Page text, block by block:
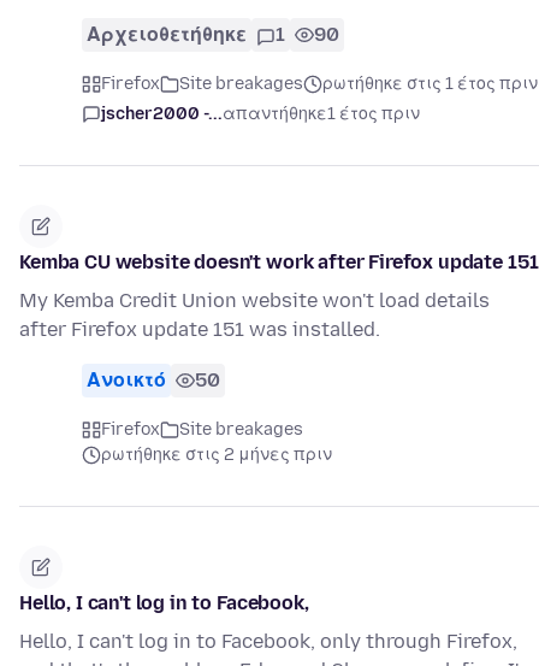
Αρχειοθετήθηκε 1 90
Firefox Site breakages
ρωτήθηκε στις 1 έτος πριν
jscher2000 -...απαντήθηκε1 έτος πριν
Kemba CU website doesn't work after Firefox update 151
My Kemba Credit Union website won't load details
after Firefox update 151 was installed.
Ανοικτό 50
Firefox
Site breakages
ρωτήθηκε στις 2 μήνες πριν
Hello, I can't log in to Facebook,
Hello, I can't log in to Facebook, only through Firefox,